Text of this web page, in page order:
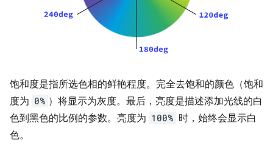
饱和度是指所选色相的鲜艳程度。完全去饱和的颜色（饱和
度为 0% ）将显示为灰度。最后，亮度是描述添加光线的白
色到黑色的比例的参数。亮度为 100% 时，始终会显示白
色。